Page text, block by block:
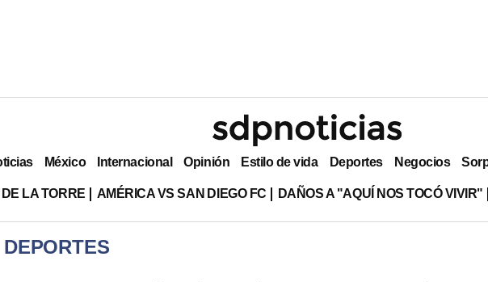
México Internacional Opinión Estilo de vida Deportes Negocios
LA TORRE AMÉRICA VS SAN DIEGO FC DAÑOS A "AQUÍ NOS TOCÓ VIVIR"
DEPORTES